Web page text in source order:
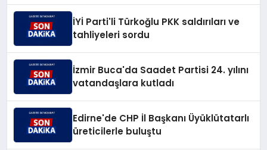
İYİ Parti'li Türkoğlu PKK saldırıları ve
tahliyeleri sordu
İzmir Buca'da Saadet Partisi 24. yılını
vatandaşlara kutladı
Edirne'de CHP İl Başkanı Üyüklütatarlı
üreticilerle buluştu